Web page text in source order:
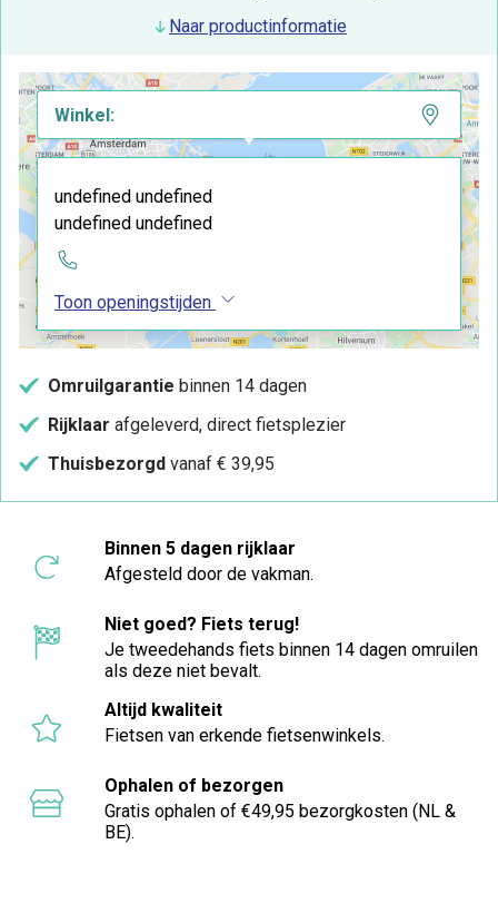
Naar productinformatie
Winkel:
undefined undefined
undefined undefined
Toon openingstijden
Omruilgarantie binnen 14 dagen
Rijklaar afgeleverd, direct fietsplezier
Thuisbezorgd vanaf € 39,95
Binnen 5 dagen rijklaar
Afgesteld door de vakman.
Niet goed? Fiets terug!
Je tweedehands fiets binnen 14 dagen omruilen
als deze niet bevalt.
Altijd kwaliteit
Fietsen van erkende fietsenwinkels.
Ophalen of bezorgen
Gratis ophalen of €49,95 bezorgkosten (NL &
BE).